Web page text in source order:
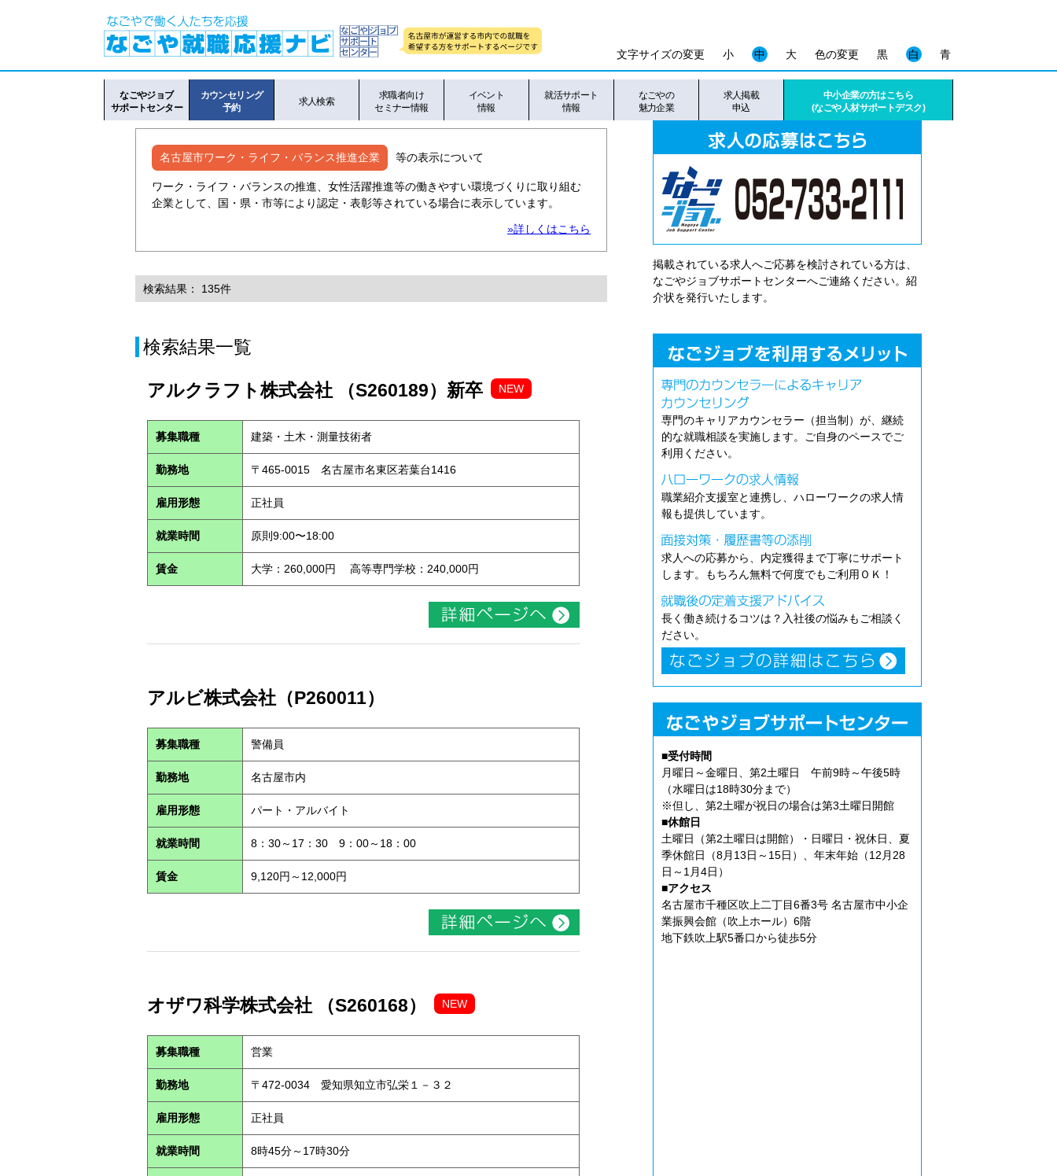
色の変更 黒 白 青
文字サイズの変更 小 中 大
なごやジョブ
サポートセンター
カウンセリング
予約
求人検索
求職者向け
セミナー情報
イベント
情報
就活サポート
情報
なごやの
魅力企業
求人掲載
申込
中小企業の方はこちら
(なごや人材サポートデスク)
名古屋市ワーク・ライフ・バランス推進企業 等の表示について
ワーク・ライフ・バランスの推進、女性活躍推進等の働きやすい環境づくりに取り組む
企業として、国・県・市等により認定・表彰等されている場合に表示しています。
»詳しくはこちら
検索結果： 135件
検索結果一覧
アルクラフト株式会社 （S260189）新卒 NEW
募集職種 建築・土木・測量技術者
勤務地 〒465-0015 名古屋市名東区若葉台1416
雇用形態 正社員
就業時間 原則9:00〜18:00
賃金 大学：260,000円 高等専門学校：240,000円
アルビ株式会社（P260011）
募集職種 警備員
勤務地 名古屋市内
雇用形態 パート・アルバイト
就業時間 8：30～17：30 9：00～18：00
賃金 9,120円～12,000円
オザワ科学株式会社 （S260168） NEW
募集職種 営業
勤務地 〒472-0034 愛知県知立市弘栄１－３２
雇用形態 正社員
就業時間 8時45分～17時30分
掲載されている求人へご応募を検討されている方は、
なごやジョブサポートセンターへご連絡ください。紹
介状を発行いたします。
専門のキャリアカウンセラー（担当制）が、継続
的な就職相談を実施します。ご自身のペースでご
利用ください。
職業紹介支援室と連携し、ハローワークの求人情
報も提供しています。
求人への応募から、内定獲得まで丁寧にサポート
します。もちろん無料で何度でもご利用ＯＫ！
長く働き続けるコツは？入社後の悩みもご相談く
ださい。
■受付時間
月曜日～金曜日、第2土曜日 午前9時～午後5時
（水曜日は18時30分まで）
※但し、第2土曜が祝日の場合は第3土曜日開館
■休館日
土曜日（第2土曜日は開館）・日曜日・祝休日、夏
季休館日（8月13日～15日）、年末年始（12月28
日～1月4日）
■アクセス
名古屋市千種区吹上二丁目6番3号 名古屋市中小企
業振興会館（吹上ホール）6階
地下鉄吹上駅5番口から徒歩5分